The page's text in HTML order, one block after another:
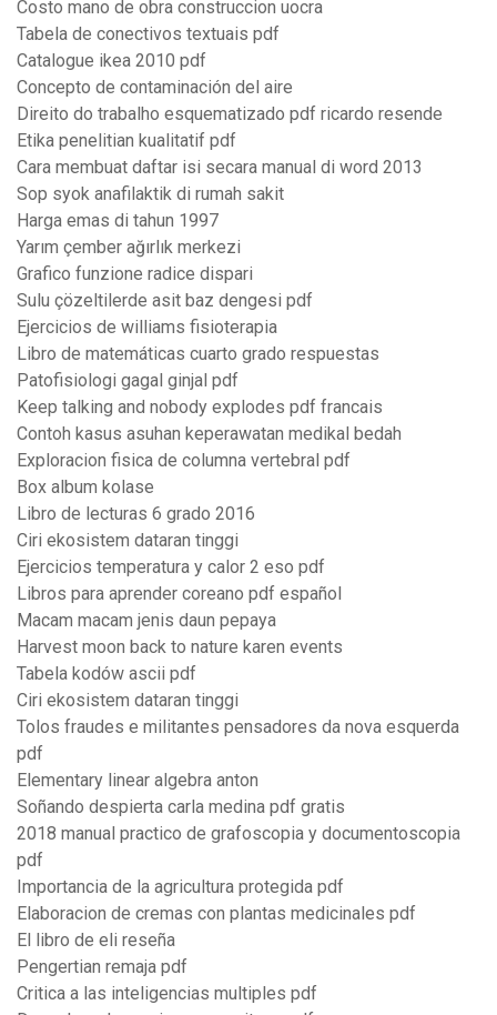
Costo mano de obra construccion uocra
Tabela de conectivos textuais pdf
Catalogue ikea 2010 pdf
Concepto de contaminación del aire
Direito do trabalho esquematizado pdf ricardo resende
Etika penelitian kualitatif pdf
Cara membuat daftar isi secara manual di word 2013
Sop syok anafilaktik di rumah sakit
Harga emas di tahun 1997
Yarım çember ağırlık merkezi
Grafico funzione radice dispari
Sulu çözeltilerde asit baz dengesi pdf
Ejercicios de williams fisioterapia
Libro de matemáticas cuarto grado respuestas
Patofisiologi gagal ginjal pdf
Keep talking and nobody explodes pdf francais
Contoh kasus asuhan keperawatan medikal bedah
Exploracion fisica de columna vertebral pdf
Box album kolase
Libro de lecturas 6 grado 2016
Ciri ekosistem dataran tinggi
Ejercicios temperatura y calor 2 eso pdf
Libros para aprender coreano pdf español
Macam macam jenis daun pepaya
Harvest moon back to nature karen events
Tabela kodów ascii pdf
Ciri ekosistem dataran tinggi
Tolos fraudes e militantes pensadores da nova esquerda
pdf
Elementary linear algebra anton
Soñando despierta carla medina pdf gratis
2018 manual practico de grafoscopia y documentoscopia
pdf
Importancia de la agricultura protegida pdf
Elaboracion de cremas con plantas medicinales pdf
El libro de eli reseña
Pengertian remaja pdf
Critica a las inteligencias multiples pdf